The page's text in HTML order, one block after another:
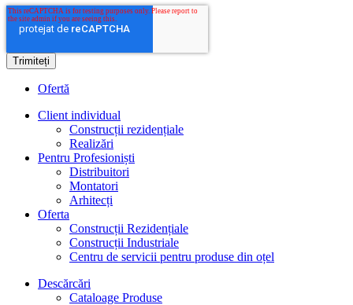
Ofertă
Client individual
Construcții rezidențiale
Realizări
Pentru Profesioniști
Distribuitori
Montatori
Arhitecți
Oferta
Construcții Rezidențiale
Construcții Industriale
Centru de servicii pentru produse din oțel
Descărcări
Cataloage Produse